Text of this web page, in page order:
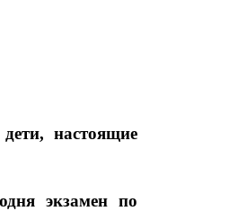
настоящие
экзамен по